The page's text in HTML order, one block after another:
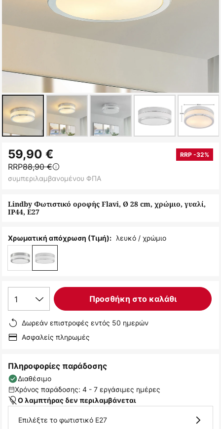
στην
αρχή
της
εικόνων
Lindby Φωτιστικό οροφής Flavi, Ø 28 cm, χρώμιο, γυαλί,
IP44, E27
59,90 € RRP -32%
RRP88,90 €
συμπεριλαμβανομένου ΦΠΑ
Χρωματική απόχρωση (Τιμή): λευκό / χρώμιο
1 Προσθήκη στο καλάθι
Δωρεάν επιστροφές εντός 50 ημερών
Ασφαλείς πληρωμές
Πληροφορίες παράδοσης
Διαθέσιμο
Χρόνος παράδοσης: 4 - 7 εργάσιμες ημέρες
Ο λαμπτήρας δεν περιλαμβάνεται
Επιλέξτε το φωτιστικό E27